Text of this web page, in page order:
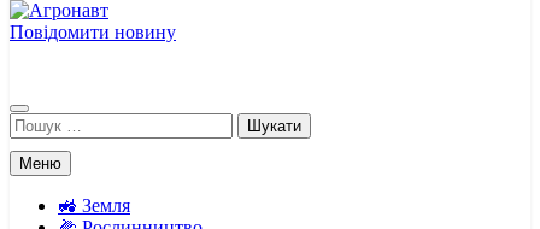
Повідомити новину
Пошук:
Меню
🚜 Земля